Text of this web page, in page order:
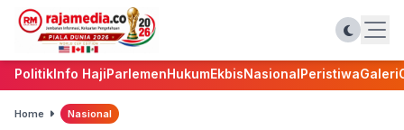
PolitikInfo HajiParlemenHukumEkbisNasionalPeristiwaGaleri
Home Nasional